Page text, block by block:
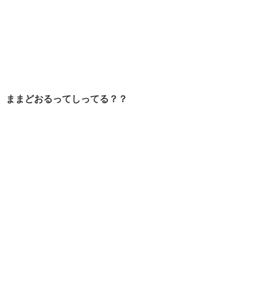
ままどおるってしってる？？